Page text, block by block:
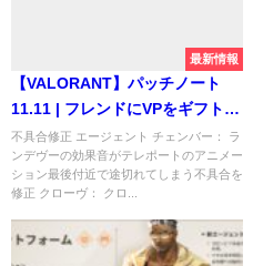
最新情報
【VALORANT】パッチノート
11.11 | フレンドにVPをギフトで
きる機能が登場
不具合修正 エージェント チェンバー： ラ
ンデヴーの効果音がテレポートのアニメー
ション最後付近で途切れてしまう不具合を
修正 クローヴ： クロ...